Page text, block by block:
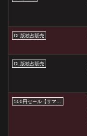
DL版独占販売
DL版独占販売
500円セール【サマーセール2026】